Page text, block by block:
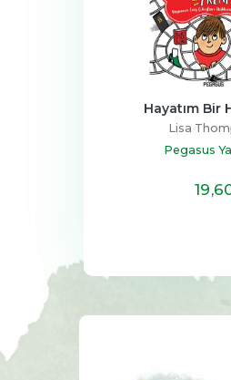
Bulut
Lisa
Pegasus
12